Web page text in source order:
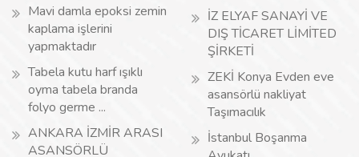
Mavi damla epoksi zemin
kaplama işlerini
yapmaktadır
Tabela kutu harf ışıklı
oyma tabela branda
folyo germe ...
ANKARA İZMİR ARASI
ASANSÖRLÜ
İZ ELYAF SANAYİ VE
DIŞ TİCARET LİMİTED
ŞİRKETİ
ZEKİ Konya Evden eve
asansörlü nakliyat
Taşımacılık
İstanbul Boşanma